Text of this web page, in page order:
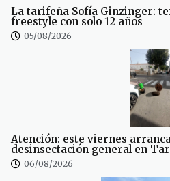
La tarifeña Sofía Ginzinger:
freestyle con solo 12 años
05/08/2026
Atención: este viernes
desinsectación general en
06/08/2026